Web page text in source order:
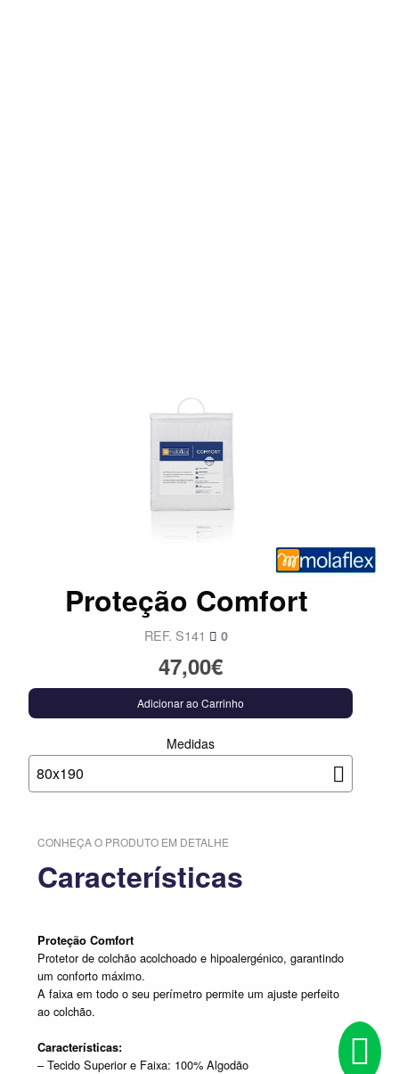
Proteção Comfort
REF. S141 0
47,00€
Adicionar ao Carrinho
Medidas
80x190
CONHEÇA O PRODUTO EM DETALHE
Características
Proteção Comfort
Protetor de colchão acolchoado e hipoalergénico, garantindo
um conforto máximo.
A faixa em todo o seu perímetro permite um ajuste perfeito
ao colchão.
Características:
– Tecido Superior e Faixa: 100% Algodão